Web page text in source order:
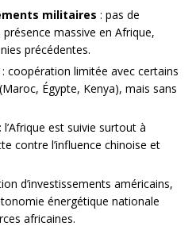
militaires : pas de
massive en Afrique,
précédentes.
: coopération limitée avec certains
Égypte, Kenya), mais sans
: l’Afrique est suivie surtout à
contre l’influence chinoise et
d’investissements américains,
énergétique nationale
africaines.